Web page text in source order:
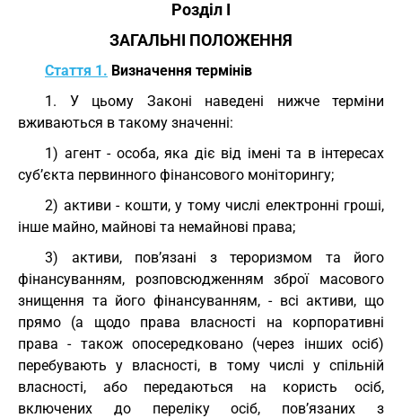
Розділ I
ЗАГАЛЬНІ ПОЛОЖЕННЯ
Стаття 1. Визначення термінів
1. У цьому Законі наведені нижче терміни
вживаються в такому значенні:
1) агент - особа, яка діє від імені та в інтересах
суб’єкта первинного фінансового моніторингу;
2) активи - кошти, у тому числі електронні гроші,
інше майно, майнові та немайнові права;
3) активи, пов’язані з тероризмом та його
фінансуванням, розповсюдженням зброї масового
знищення та його фінансуванням, - всі активи, що
прямо (а щодо права власності на корпоративні
права - також опосередковано (через інших осіб)
перебувають у власності, в тому числі у спільній
власності, або передаються на користь осіб,
включених до переліку осіб, пов’язаних з